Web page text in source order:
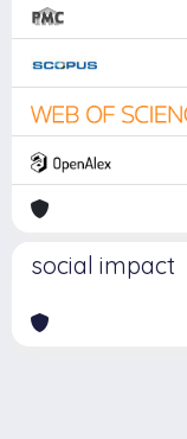
social impact